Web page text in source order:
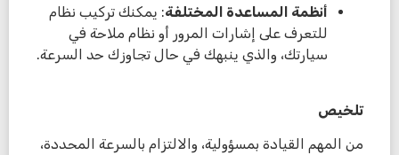
أنظمة المساعدة المختلفة: يمكنك تركيب نظام
للتعرف على إشارات المرور أو نظام ملاحة في
سيارتك، والذي ينبهك في حال تجاوزك حد السرعة.
تلخيص
من المهم القيادة بمسؤولية، والالتزام بالسرعة المحددة،